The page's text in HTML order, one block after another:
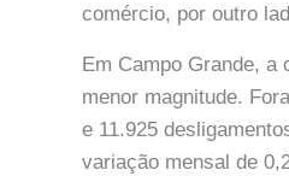
comércio, por outro
Em Campo Grande,
menor magnitude.
e 11.925
variação mensal de